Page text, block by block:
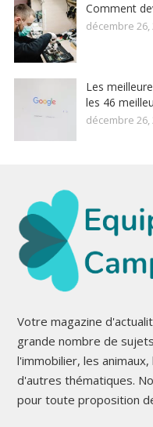
Comment
décembre 26,
Les
les 46
décembre 26,
Votre magazine
grande nombre de
l'immobilier, les
d'autres thématiques.
pour toute proposition